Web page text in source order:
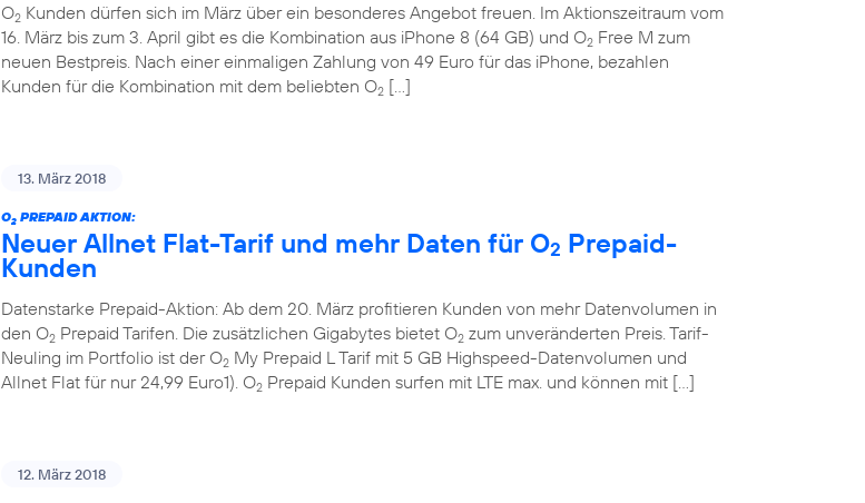
O2 Kunden dürfen sich im März über ein besonderes Angebot freuen. Im Aktionszeitraum vom
16. März bis zum 3. April gibt es die Kombination aus iPhone 8 (64 GB) und O2 Free M zum
neuen Bestpreis. Nach einer einmaligen Zahlung von 49 Euro für das iPhone, bezahlen
Kunden für die Kombination mit dem beliebten O2 […]
13. März 2018
O2 PREPAID AKTION:
Neuer Allnet Flat-Tarif und mehr Daten für O2 Prepaid-
Kunden
Datenstarke Prepaid-Aktion: Ab dem 20. März profitieren Kunden von mehr Datenvolumen in
den O2 Prepaid Tarifen. Die zusätzlichen Gigabytes bietet O2 zum unveränderten Preis. Tarif-
Neuling im Portfolio ist der O2 My Prepaid L Tarif mit 5 GB Highspeed-Datenvolumen und
Allnet Flat für nur 24,99 Euro1). O2 Prepaid Kunden surfen mit LTE max. und können mit […]
12. März 2018